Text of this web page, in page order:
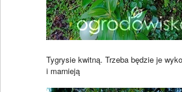
Tygrysie kwitną. Trzeba będzie je
i marnieją